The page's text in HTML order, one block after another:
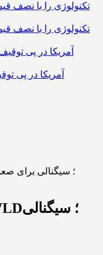
تکنولوژی را با نصف